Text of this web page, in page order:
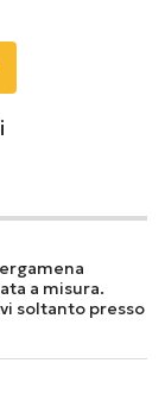
a misura.
soltanto presso